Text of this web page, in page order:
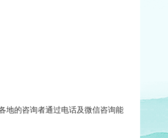
地的咨询者通过电话及微信咨询能